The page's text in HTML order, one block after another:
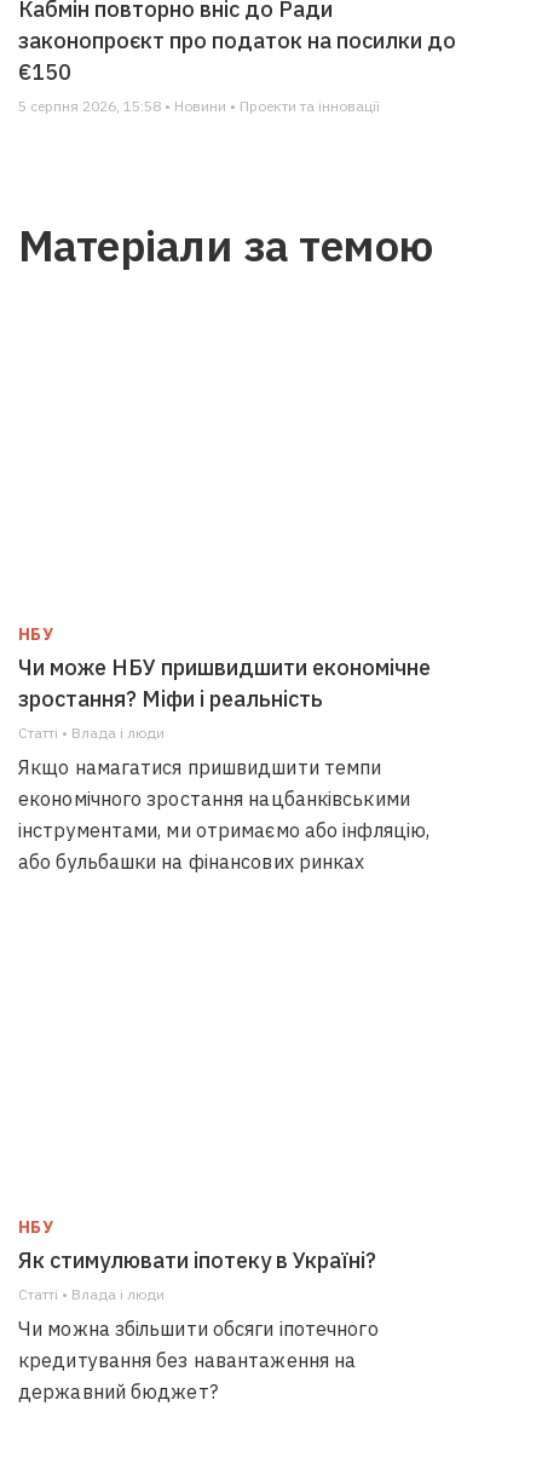
Кабмін повторно вніс до Ради
законопроєкт про податок на посилки до
€150
5 серпня 2026, 15:58 • Новини • Проекти та інновації
Матеріали за темою
НБУ
Чи може НБУ пришвидшити економічне
зростання? Міфи і реальність
Статті • Влада i люди
Якщо намагатися пришвидшити темпи
економічного зростання нацбанківськими
інструментами, ми отримаємо або інфляцію,
або бульбашки на фінансових ринках
НБУ
Як стимулювати іпотеку в Україні?
Статті • Влада i люди
Чи можна збільшити обсяги іпотечного
кредитування без навантаження на
державний бюджет?